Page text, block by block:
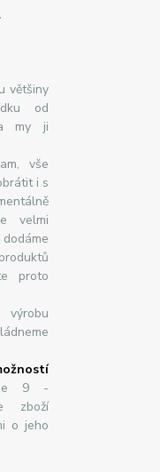
u většiny
od
a my ji
vše
i s
velmi
proto
9 -
zboží
o jeho